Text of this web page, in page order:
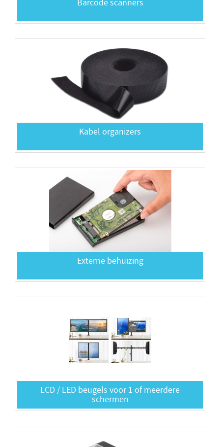
Barcode scanners
Kabel organizers
Externe behuizing
LCD / LED beugels voor 1 of meerdere
schermen